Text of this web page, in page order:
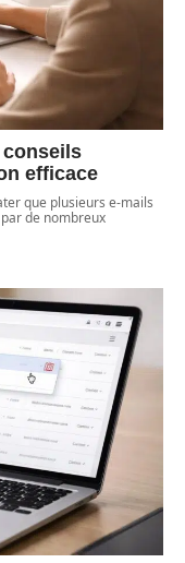
conseils
efficace
que plusieurs e-mails
de nombreux